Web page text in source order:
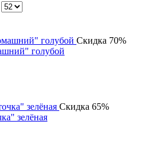
Скидка 70%
голубой
Скидка 65%
зелёная